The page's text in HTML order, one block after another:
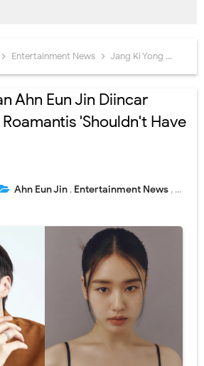
Entertainment News Jang Ki Yong
Ahn Eun Jin Diincar
'Shouldn't Have
Ahn Eun Jin , Entertainment News , Jang